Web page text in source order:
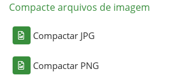
Compacte arquivos de imagem
Compactar JPG
Compactar PNG